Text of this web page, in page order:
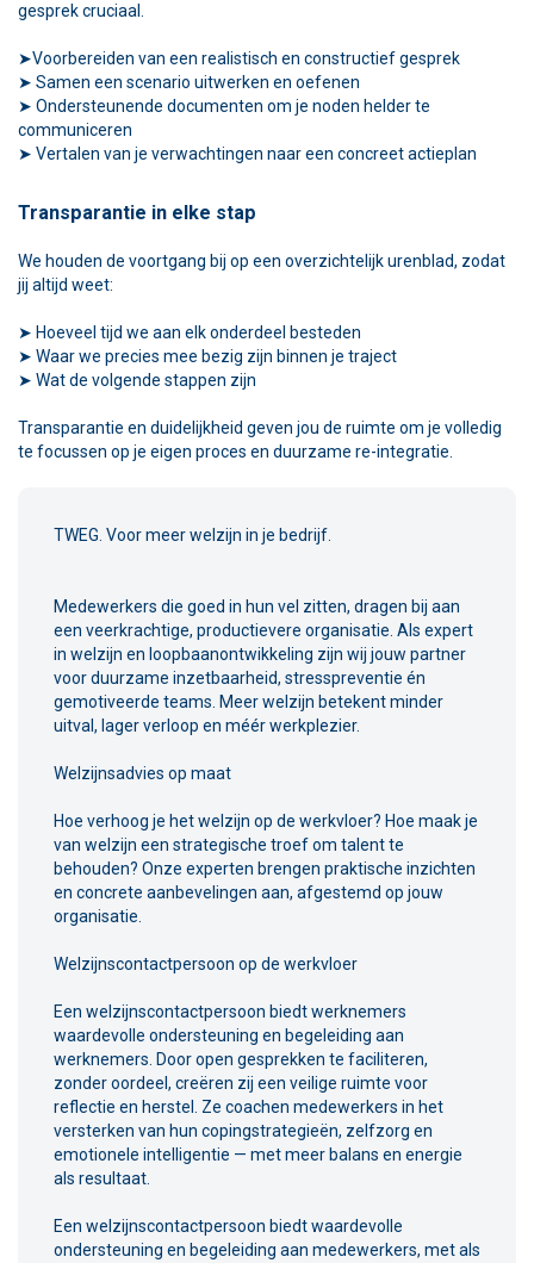
gesprek cruciaal.
➤Voorbereiden van een realistisch en constructief gesprek
➤ Samen een scenario uitwerken en oefenen
➤ Ondersteunende documenten om je noden helder te
communiceren
➤ Vertalen van je verwachtingen naar een concreet actieplan
Transparantie in elke stap
We houden de voortgang bij op een overzichtelijk urenblad, zodat
jij altijd weet:
➤ Hoeveel tijd we aan elk onderdeel besteden
➤ Waar we precies mee bezig zijn binnen je traject
➤ Wat de volgende stappen zijn
Transparantie en duidelijkheid geven jou de ruimte om je volledig
te focussen op je eigen proces en duurzame re-integratie.
TWEG. Voor meer welzijn in je bedrijf.
Medewerkers die goed in hun vel zitten, dragen bij aan
een veerkrachtige, productievere organisatie. Als expert
in welzijn en loopbaanontwikkeling zijn wij jouw partner
voor duurzame inzetbaarheid, stresspreventie én
gemotiveerde teams. Meer welzijn betekent minder
uitval, lager verloop en méér werkplezier.
Welzijnsadvies op maat
Hoe verhoog je het welzijn op de werkvloer? Hoe maak je
van welzijn een strategische troef om talent te
behouden? Onze experten brengen praktische inzichten
en concrete aanbevelingen aan, afgestemd op jouw
organisatie.
Welzijnscontactpersoon op de werkvloer
Een welzijnscontactpersoon biedt werknemers
waardevolle ondersteuning en begeleiding aan
werknemers. Door open gesprekken te faciliteren,
zonder oordeel, creëren zij een veilige ruimte voor
reflectie en herstel. Ze coachen medewerkers in het
versterken van hun copingstrategieën, zelfzorg en
emotionele intelligentie — met meer balans en energie
als resultaat.
Een welzijnscontactpersoon biedt waardevolle
ondersteuning en begeleiding aan medewerkers, met als